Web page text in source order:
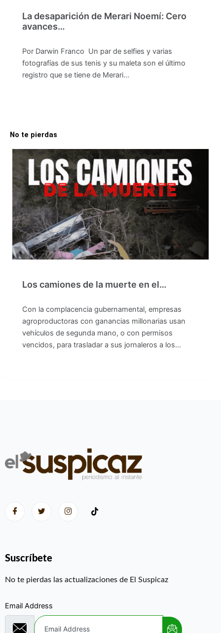
La desaparición de Merari Noemí: Cero
avances…
Por Darwin Franco Un par de selfies y varias
fotografías de sus tenis y su maleta son el último
registro que se tiene de Merari…
No te pierdas
Los camiones de la muerte en el…
Con la complacencia gubernamental, empresas
agroproductoras con ganancias millonarias usan
vehículos de segunda mano, o con permisos
vencidos, para trasladar a sus jornaleros a los…
Suscríbete
No te pierdas las actualizaciones de El Suspicaz
Email Address